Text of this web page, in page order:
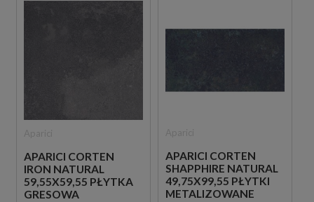
APARICI CORTEN
IRON NATURAL
59,55X59,55 PŁYTKA
GRESOWA
APARICI CORTEN
SHAPPHIRE NATURAL
49,75X99,55 PŁYTKI
METALIZOWANE